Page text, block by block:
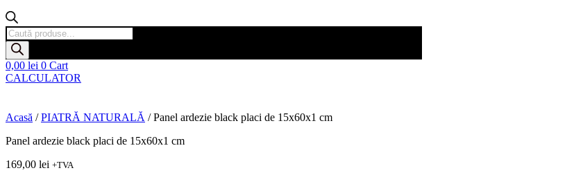
Products
search
0,00 lei 0 Cart
CALCULATOR
Acasă /PIATRĂ NATURALĂ / Panel ardezie black placi de 15x60x1 cm
Panel ardezie black placi de 15x60x1 cm
169,00 lei +TVA